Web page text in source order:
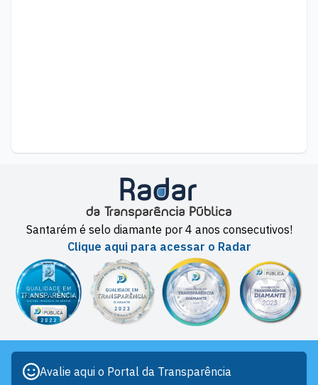
Santarém é selo diamante por 4 anos consecutivos!
Clique aqui para acessar o Radar
Avalie aqui o Portal da Transparência